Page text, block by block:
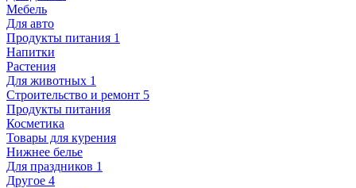
Мебель
Для авто
Продукты питания 1
Напитки
Растения
Для животных 1
Строительство и ремонт 5
Продукты питания
Косметика
Товары для курения
Нижнее белье
Для праздников 1
Другое 4